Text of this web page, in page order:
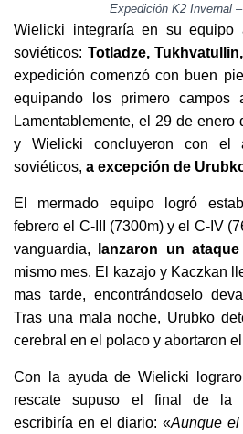
Expedición K2 Invernal
Wielicki integraría en su equipo
soviéticos: Totladze,
expedición comenzó con buen
equipando los primero campos
Lamentablemente, el 29 de enero
y Wielicki concluyeron con el
soviéticos, a excepción de
El mermado equipo logró
febrero el C-III (7300m) y el C-IV
vanguardia,
lanzaron un
mismo mes. El kazajo y Kaczkan
mas tarde, encontrándoselo
Tras una mala noche, Urubko
cerebral en el polaco y abortaron
Con la ayuda de Wielicki
rescate supuso el final de la
escribiría en el diario: «Aunque